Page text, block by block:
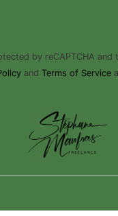
by reCAPTCHA and
and Terms of Service